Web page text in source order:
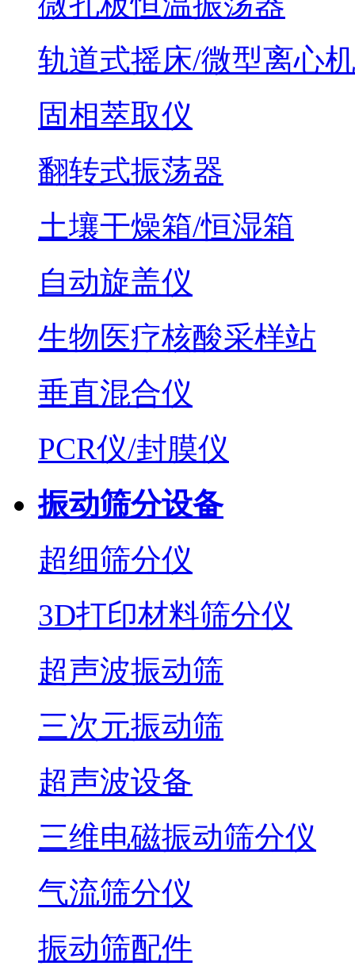
轨道式摇床/微型离心机
固相萃取仪
翻转式振荡器
土壤干燥箱/恒湿箱
自动旋盖仪
生物医疗核酸采样站
垂直混合仪
PCR仪/封膜仪
振动筛分设备
超细筛分仪
3D打印材料筛分仪
超声波振动筛
三次元振动筛
超声波设备
三维电磁振动筛分仪
气流筛分仪
振动筛配件